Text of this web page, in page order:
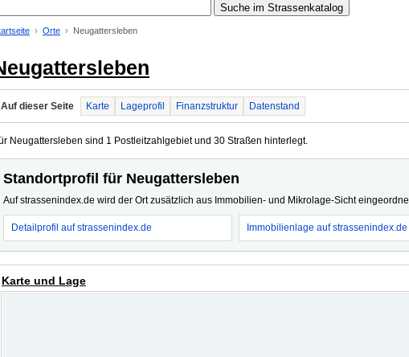
Orte Neugattersleben
Auf dieser Seite Karte Lageprofil Finanzstruktur Datenstand
Neugattersleben sind 1 Postleitzahlgebiet und 30 Straßen hinterlegt.
Standortprofil für Neugattersleben
Auf strassenindex.de wird der Ort zusätzlich aus Immobilien- und Mikrolage-Sicht
Detailprofil auf strassenindex.de Immobilienlage auf strassenindex.de
Karte und Lage